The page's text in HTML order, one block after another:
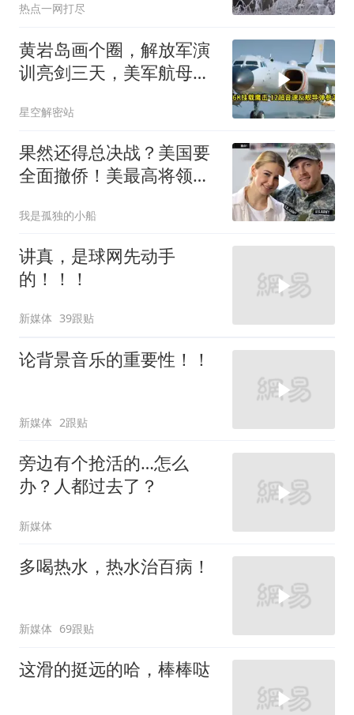
热点一网打尽
黄岩岛画个圈，解放军演
训亮剑三天，美军航母从
星空解密站
果然还得总决战？美国要
全面撤侨！美最高将领：
我是孤独的小船
讲真，是球网先动手
的！！！
新媒体 39跟贴
论背景音乐的重要性！！
新媒体 2跟贴
旁边有个抢活的…怎么
办？人都过去了？
新媒体
多喝热水，热水治百病！
新媒体 69跟贴
这滑的挺远的哈，棒棒哒